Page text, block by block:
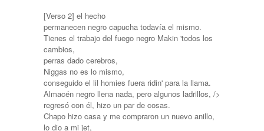
[Verso 2] el hecho
permanecen negro capucha todavía el mismo.
Tienes el trabajo del fuego negro Makin 'todos los
cambios,
perras dado cerebros,
Niggas no es lo mismo,
conseguido el lil homies fuera ridin' para la llama.
Almacén negro llena nada, pero algunos ladrillos, />
regresó con él, hizo un par de cosas.
Chapo hizo casa y me compraron un nuevo anillo,
lo dio a mi jet,